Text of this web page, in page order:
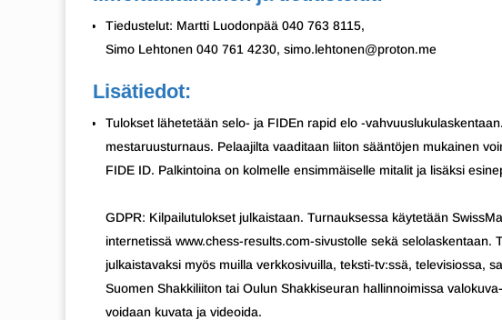
Tiedustelut: Martti Luodonpää 040 763 8115,
Simo Lehtonen 040 761 4230, simo.lehtonen@proton.me
Lisätiedot:
Tulokset lähetetään selo- ja FIDEn rapid elo -
mestaruusturnaus. Pelaajilta vaaditaan liiton sääntöjen mukainen
FIDE ID. Palkintoina on kolmelle ensimmäiselle mitalit ja lisäksi
GDPR: Kilpailutulokset julkaistaan. Turnauksessa käytetään
internetissä www.chess-results.com-sivustolle sekä
julkaistavaksi myös muilla verkkosivuilla, teksti-tv:ssä, televisiossa,
Suomen Shakkiliiton tai Oulun Shakkiseuran hallinnoimissa
voidaan kuvata ja videoida.